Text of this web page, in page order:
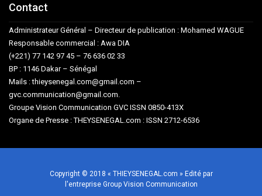
Contact
Administrateur Général – Directeur de publication : Mohamed WAGUE
Responsable commercial : Awa DIA
(+221) 77 142 97 45 – 76 636 02 33
BP : 1146 Dakar – Sénégal
Mails : thieysenegal.com@gmail.com –
gvc.communication@gmail.com.
Groupe Vision Communication GVC ISSN 0850-413X
Organe de Presse : THEYSENEGAL.com : ISSN 2712-6536
Copyright © 2018 « THIEYSENEGAL.com » Edité par
l'entreprise Group Vision Communication